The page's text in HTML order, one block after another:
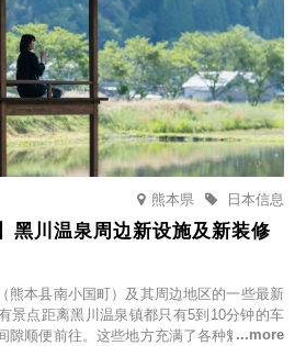
熊本県 日本信息
黑川温泉周边新设施及新装修
熊本县南小国町）及其周边地区的一些最新
景点距离黑川温泉镇都只有5到10分钟的车
隙顺便前往。这些地方充满了各种魅力，包